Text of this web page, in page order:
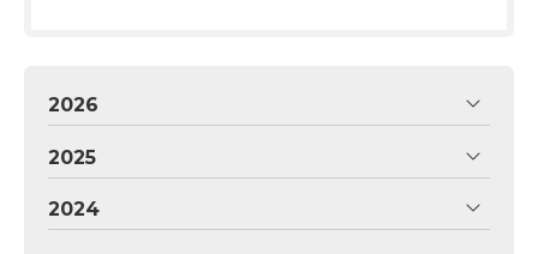
2026
2025
2024